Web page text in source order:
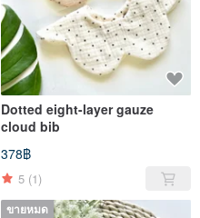
Dotted eight-layer gauze
cloud bib
378฿
5 (1)
ขายหมด